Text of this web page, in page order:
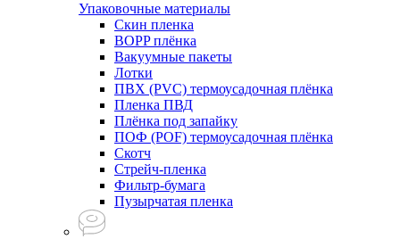
Упаковочные материалы
Скин пленка
BOPP плёнка
Вакуумные пакеты
Лотки
ПВХ (PVC) термоусадочная плёнка
Пленка ПВД
Плёнка под запайку
ПОФ (POF) термоусадочная плёнка
Скотч
Стрейч-пленка
Фильтр-бумага
Пузырчатая пленка